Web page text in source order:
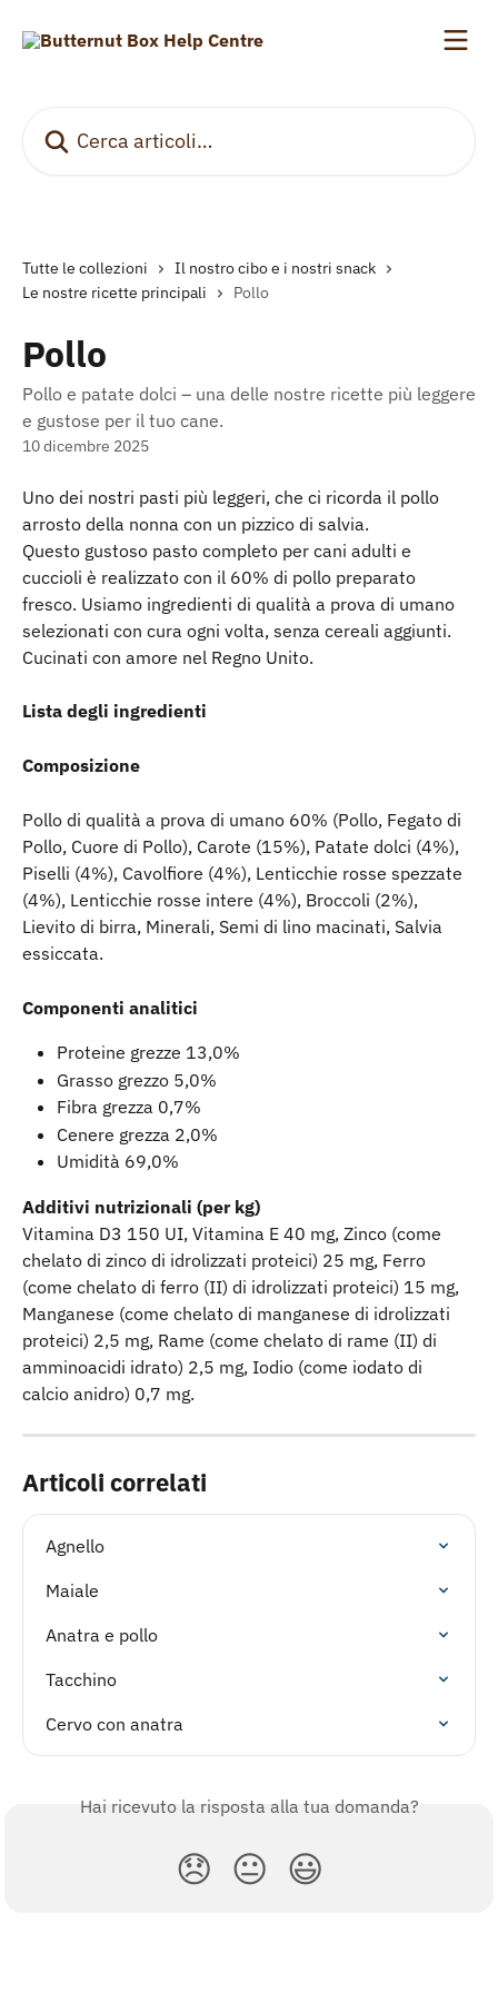
Tutte le collezioni
Il nostro cibo e i nostri snack
Le nostre ricette principali
Pollo
Pollo
Pollo e patate dolci – una delle nostre ricette più leggere
e gustose per il tuo cane.
10 dicembre 2025
Uno dei nostri pasti più leggeri, che ci ricorda il pollo
arrosto della nonna con un pizzico di salvia.
Questo gustoso pasto completo per cani adulti e
cuccioli è realizzato con il 60% di pollo preparato
fresco. Usiamo ingredienti di qualità a prova di umano
selezionati con cura ogni volta, senza cereali aggiunti.
Cucinati con amore nel Regno Unito.
Lista degli ingredienti
Composizione
Pollo di qualità a prova di umano 60% (Pollo, Fegato di
Pollo, Cuore di Pollo), Carote (15%), Patate dolci (4%),
Piselli (4%), Cavolfiore (4%), Lenticchie rosse spezzate
(4%), Lenticchie rosse intere (4%), Broccoli (2%),
Lievito di birra, Minerali, Semi di lino macinati, Salvia
essiccata.
Componenti analitici
Proteine grezze 13,0%
Grasso grezzo 5,0%
Fibra grezza 0,7%
Cenere grezza 2,0%
Umidità 69,0%
Additivi nutrizionali (per kg)
Vitamina D3 150 UI, Vitamina E 40 mg, Zinco (come
chelato di zinco di idrolizzati proteici) 25 mg, Ferro
(come chelato di ferro (II) di idrolizzati proteici) 15 mg,
Manganese (come chelato di manganese di idrolizzati
proteici) 2,5 mg, Rame (come chelato di rame (II) di
amminoacidi idrato) 2,5 mg, Iodio (come iodato di
calcio anidro) 0,7 mg.
Articoli correlati
Agnello
Maiale
Anatra e pollo
Tacchino
Cervo con anatra
Hai ricevuto la risposta alla tua domanda?
😞 😐 😃